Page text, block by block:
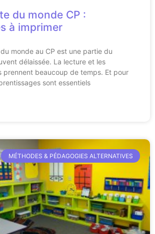
du monde CP :
à imprimer
monde au CP est une partie du
délaissée. La lecture et les
prennent beaucoup de temps. Et pour
sont essentiels
MÉTHODES & PÉDAGOGIES ALTERNATIVES